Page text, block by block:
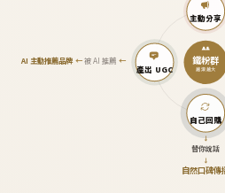
鐵粉群
越滾越大
主動分享
自己回購
↓
替你說話
↓
自然口碑傳
產出 UGC
AI 主動推薦品牌←被 AI 推薦 ←